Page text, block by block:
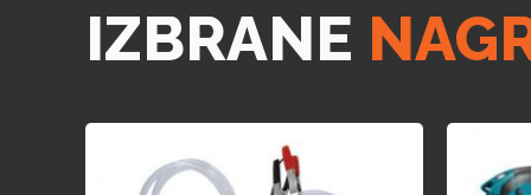
IZBRANE